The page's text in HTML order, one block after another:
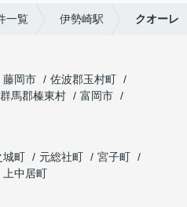
一覧 伊勢崎駅 クオーレ
藤岡市
佐波郡玉村町
馬郡榛東村
富岡市
城町 元総社町
宮子町
上中居町